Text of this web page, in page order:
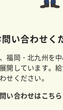
い合わせく
福岡・北九州を
開しています。
せください。
い合わせはこちら